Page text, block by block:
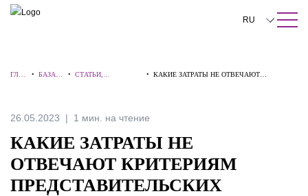
ПОИСК ПО САЙТУ Закрыть
RU
中文
ГЛА
•БАЗА
• СТАТЬИ,
•КАКИЕ ЗАТРАТЫ НЕ ОТВЕЧАЮТ
26.05.2023 1 мин. на чтение
КАКИЕ ЗАТРАТЫ НЕ
ОТВЕЧАЮТ КРИТЕРИЯМ
ПРЕДСТАВИТЕЛЬСКИХ